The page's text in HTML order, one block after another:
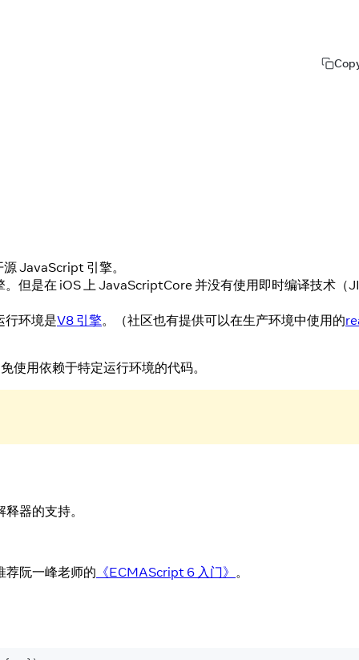
JavaScript 引擎。
但是在 iOS 上 JavaScriptCore 并没有使用即时编译技术（
行环境是V8 引擎。（社区也有提供可以在生产环境中使用的
使用依赖于特定运行环境的代码。
器的支持。
荐阮一峰老师的 《ECMAScript 6 入门》 。